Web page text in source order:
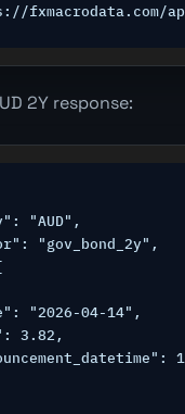
api/
2Y response:
"AUD",
"gov_bond_2y",
"2026-04-14",
3.82,